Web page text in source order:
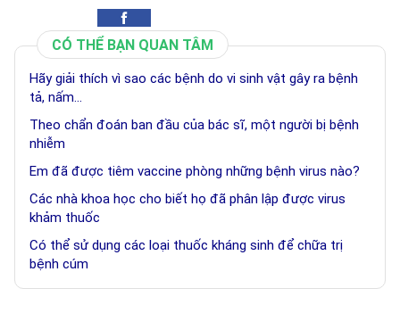
CÓ THỂ BẠN QUAN TÂM
Hãy giải thích vì sao các bệnh do vi sinh vật gây ra bệnh
tả, nấm...
Theo chẩn đoán ban đầu của bác sĩ, một người bị bệnh
nhiễm
Em đã được tiêm vaccine phòng những bệnh virus nào?
Các nhà khoa học cho biết họ đã phân lập được virus
khảm thuốc
Có thể sử dụng các loại thuốc kháng sinh để chữa trị
bệnh cúm